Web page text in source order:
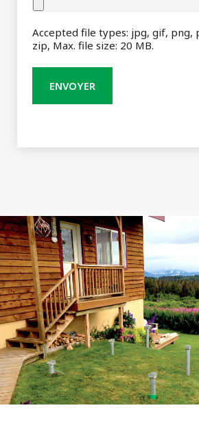
Accepted file types: jpg, gif, png,
zip, Max. file size: 20 MB.